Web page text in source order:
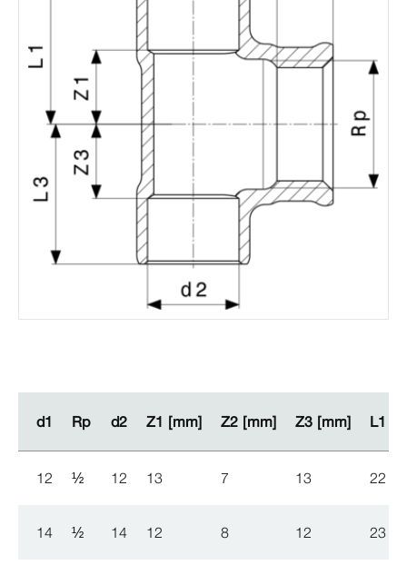
d1 Rp d2 Z1 [mm] Z2 [mm] Z3 [mm] L1
d1 Rp d2 Z1 [mm] Z2 [mm] Z3 [mm] L1
12 ½ 12 13 7 13 22
14 ½ 14 12 8 12 23